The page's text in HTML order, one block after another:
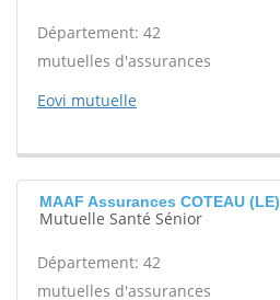
Département: 42
mutuelles d'assurances
Eovi mutuelle
MAAF Assurances COTEAU (LE)
Mutuelle Santé Sénior
Département: 42
mutuelles d'assurances